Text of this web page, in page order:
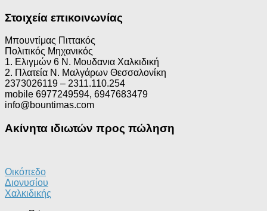
Στοιχεία επικοινωνίας
Μπουντίμας Πιττακός
Πολιτικός Μηχανικός
1. Ελιγμών 6 Ν. Μουδανια Χαλκιδική
2. Πλατεία Ν. Μαλγάρων Θεσσαλονίκη
2373026119 – 2311.110.254
mobile 6977249594, 6947683479
info@bountimas.com
Ακίνητα ιδιωτών προς πώληση
Οικόπεδο
Διονυσίου
Χαλκιδικής